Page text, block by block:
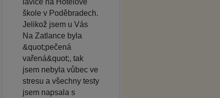
lavice na Hotelové
škole v Poděbradech.
Jelikož jsem u Vás
Na Zatlance byla
&quot;pečená
vařená&quot;, tak
jsem nebyla vůbec ve
stresu a všechny testy
jsem napsala s